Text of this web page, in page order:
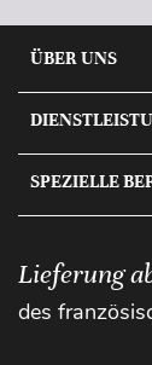
ÜBER UNS
SPEZIELLE
Lieferung
des